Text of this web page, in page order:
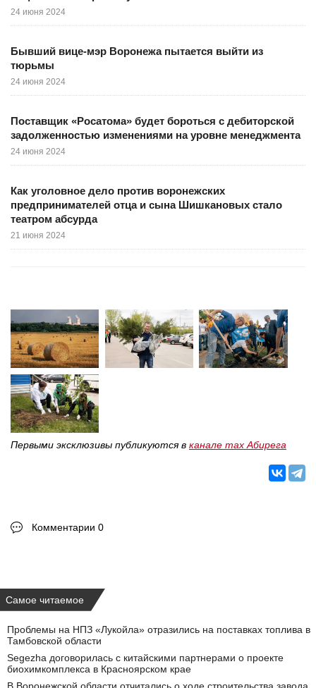
24 июня 2024
Бывший вице-мэр Воронежа пытается выйти из
тюрьмы
24 июня 2024
Поставщик «Росатома» будет бороться с дебиторской
задолженностью изменениями на уровне менеджмента
24 июня 2024
Как уголовное дело против воронежских
предпринимателей отца и сына Шишкановых стало
театром абсурда
21 июня 2024
Первыми эксклюзивы публикуются в канале max Абирега
Комментарии 0
Самое читаемое
Проблемы на НПЗ «Лукойла» отразились на поставках топлива в
Тамбовской области
Segezha договорилась с китайскими партнерами о проекте
биохимкомплекса в Красноярском крае
В Воронежской области отчитались о ходе строительства завода